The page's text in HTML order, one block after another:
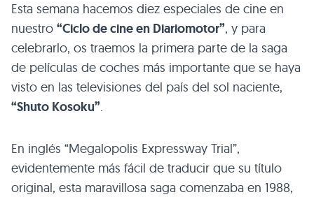
Esta semana hacemos diez especiales de cine en
nuestro “Ciclo de cine en Diariomotor”, y para
celebrarlo, os traemos la primera parte de la saga
de películas de coches más importante que se haya
visto en las televisiones del país del sol naciente,
“Shuto Kosoku”.
En inglés “Megalopolis Expressway Trial”,
evidentemente más fácil de traducir que su título
original, esta maravillosa saga comenzaba en 1988,